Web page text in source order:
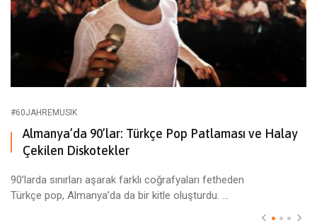
#60JAHREMUSIK
Almanya’da 90’lar: Türkçe Pop Patlaması ve Halay
Çekilen Diskotekler
90’larda sınırları aşarak farklı coğrafyaları fetheden
Türkçe pop, Almanya’da da bir kitle oluşturdu. ...